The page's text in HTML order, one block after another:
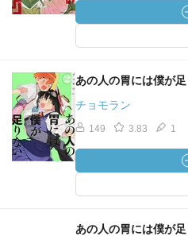
あの人の胃には僕が
チョモラン
149 3.83 1
あの人の胃には僕が